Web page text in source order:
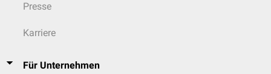
Presse
Karriere
Für Unternehmen